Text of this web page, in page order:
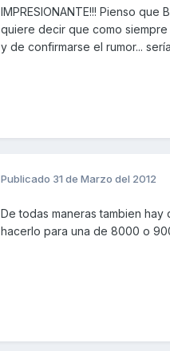
IMPRESIONANTE!!! Pienso
quiere decir que como
y de confirmarse el rumor...
Publicado 31 de Marzo del 2012
De todas maneras tambien
hacerlo para una de 8000 o